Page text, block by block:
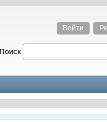
Войти
Поиск